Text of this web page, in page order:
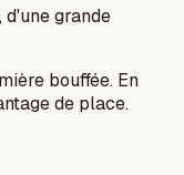
grande
bouffée. En
de place.